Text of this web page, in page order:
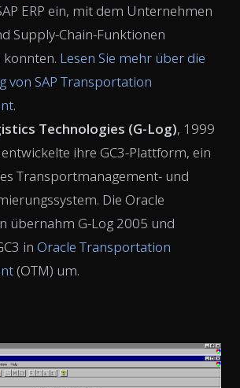
ERP ein, mit dem Unternehmen
Supply-Chain-Funktionen
Lesen Sie mehr über die
von SAP Transportation
.
Technologies (G-Log), 1999
ihre GC3-Plattform, ein
Transportmanagement- und
Die Oracle
übernahm G-Log 2005 und
in Oracle Transportation
(OTM) um.